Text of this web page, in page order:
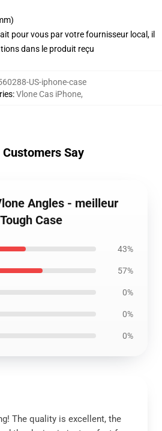
pour vous par votre fournisseur local, il
dans le produit reçu
US-iphone-case
:Vlone Cas iPhone,
Say
Angles - meilleur
Case
43%
57%
0%
0%
0%
The quality is excellent, the